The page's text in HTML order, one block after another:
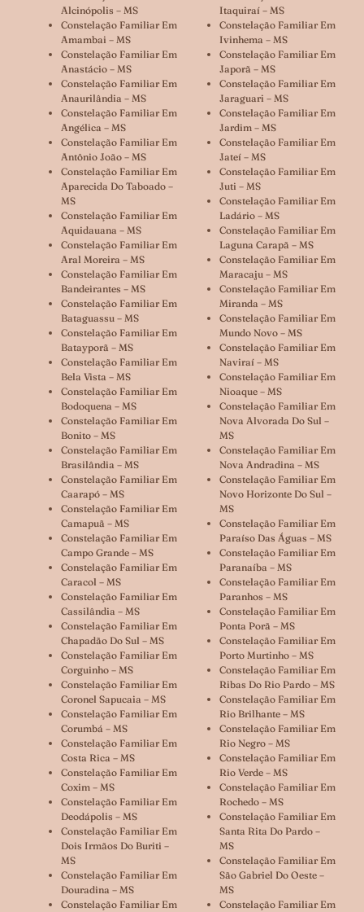
Alcinópolis – MS
Constelação Familiar Em
Amambai – MS
Constelação Familiar Em
Anastácio – MS
Constelação Familiar Em
Anaurilândia – MS
Constelação Familiar Em
Angélica – MS
Constelação Familiar Em
Antônio João – MS
Constelação Familiar Em
Aparecida Do Taboado –
MS
Constelação Familiar Em
Aquidauana – MS
Constelação Familiar Em
Aral Moreira – MS
Constelação Familiar Em
Bandeirantes – MS
Constelação Familiar Em
Bataguassu – MS
Constelação Familiar Em
Batayporã – MS
Constelação Familiar Em
Bela Vista – MS
Constelação Familiar Em
Bodoquena – MS
Constelação Familiar Em
Bonito – MS
Constelação Familiar Em
Brasilândia – MS
Constelação Familiar Em
Caarapó – MS
Constelação Familiar Em
Camapuã – MS
Constelação Familiar Em
Campo Grande – MS
Constelação Familiar Em
Caracol – MS
Constelação Familiar Em
Cassilândia – MS
Constelação Familiar Em
Chapadão Do Sul – MS
Constelação Familiar Em
Corguinho – MS
Constelação Familiar Em
Coronel Sapucaia – MS
Constelação Familiar Em
Corumbá – MS
Constelação Familiar Em
Costa Rica – MS
Constelação Familiar Em
Coxim – MS
Constelação Familiar Em
Deodápolis – MS
Constelação Familiar Em
Dois Irmãos Do Buriti –
MS
Constelação Familiar Em
Douradina – MS
Constelação Familiar Em
Itaquiraí – MS
Constelação Familiar Em
Ivinhema – MS
Constelação Familiar Em
Japorã – MS
Constelação Familiar Em
Jaraguari – MS
Constelação Familiar Em
Jardim – MS
Constelação Familiar Em
Jateí – MS
Constelação Familiar Em
Juti – MS
Constelação Familiar Em
Ladário – MS
Constelação Familiar Em
Laguna Carapã – MS
Constelação Familiar Em
Maracaju – MS
Constelação Familiar Em
Miranda – MS
Constelação Familiar Em
Mundo Novo – MS
Constelação Familiar Em
Naviraí – MS
Constelação Familiar Em
Nioaque – MS
Constelação Familiar Em
Nova Alvorada Do Sul –
MS
Constelação Familiar Em
Nova Andradina – MS
Constelação Familiar Em
Novo Horizonte Do Sul –
MS
Constelação Familiar Em
Paraíso Das Águas – MS
Constelação Familiar Em
Paranaíba – MS
Constelação Familiar Em
Paranhos – MS
Constelação Familiar Em
Ponta Porã – MS
Constelação Familiar Em
Porto Murtinho – MS
Constelação Familiar Em
Ribas Do Rio Pardo – MS
Constelação Familiar Em
Rio Brilhante – MS
Constelação Familiar Em
Rio Negro – MS
Constelação Familiar Em
Rio Verde – MS
Constelação Familiar Em
Rochedo – MS
Constelação Familiar Em
Santa Rita Do Pardo –
MS
Constelação Familiar Em
São Gabriel Do Oeste –
MS
Constelação Familiar Em